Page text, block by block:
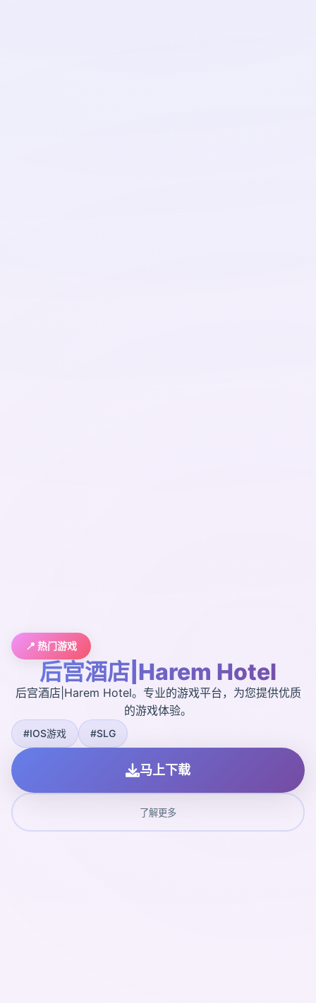
📍 热门游戏
后宫酒店|Harem Hotel
后宫酒店|Harem Hotel。专业的游戏平台，为您提供优质
的游戏体验。
#IOS游戏 #SLG
马上下载
了解更多